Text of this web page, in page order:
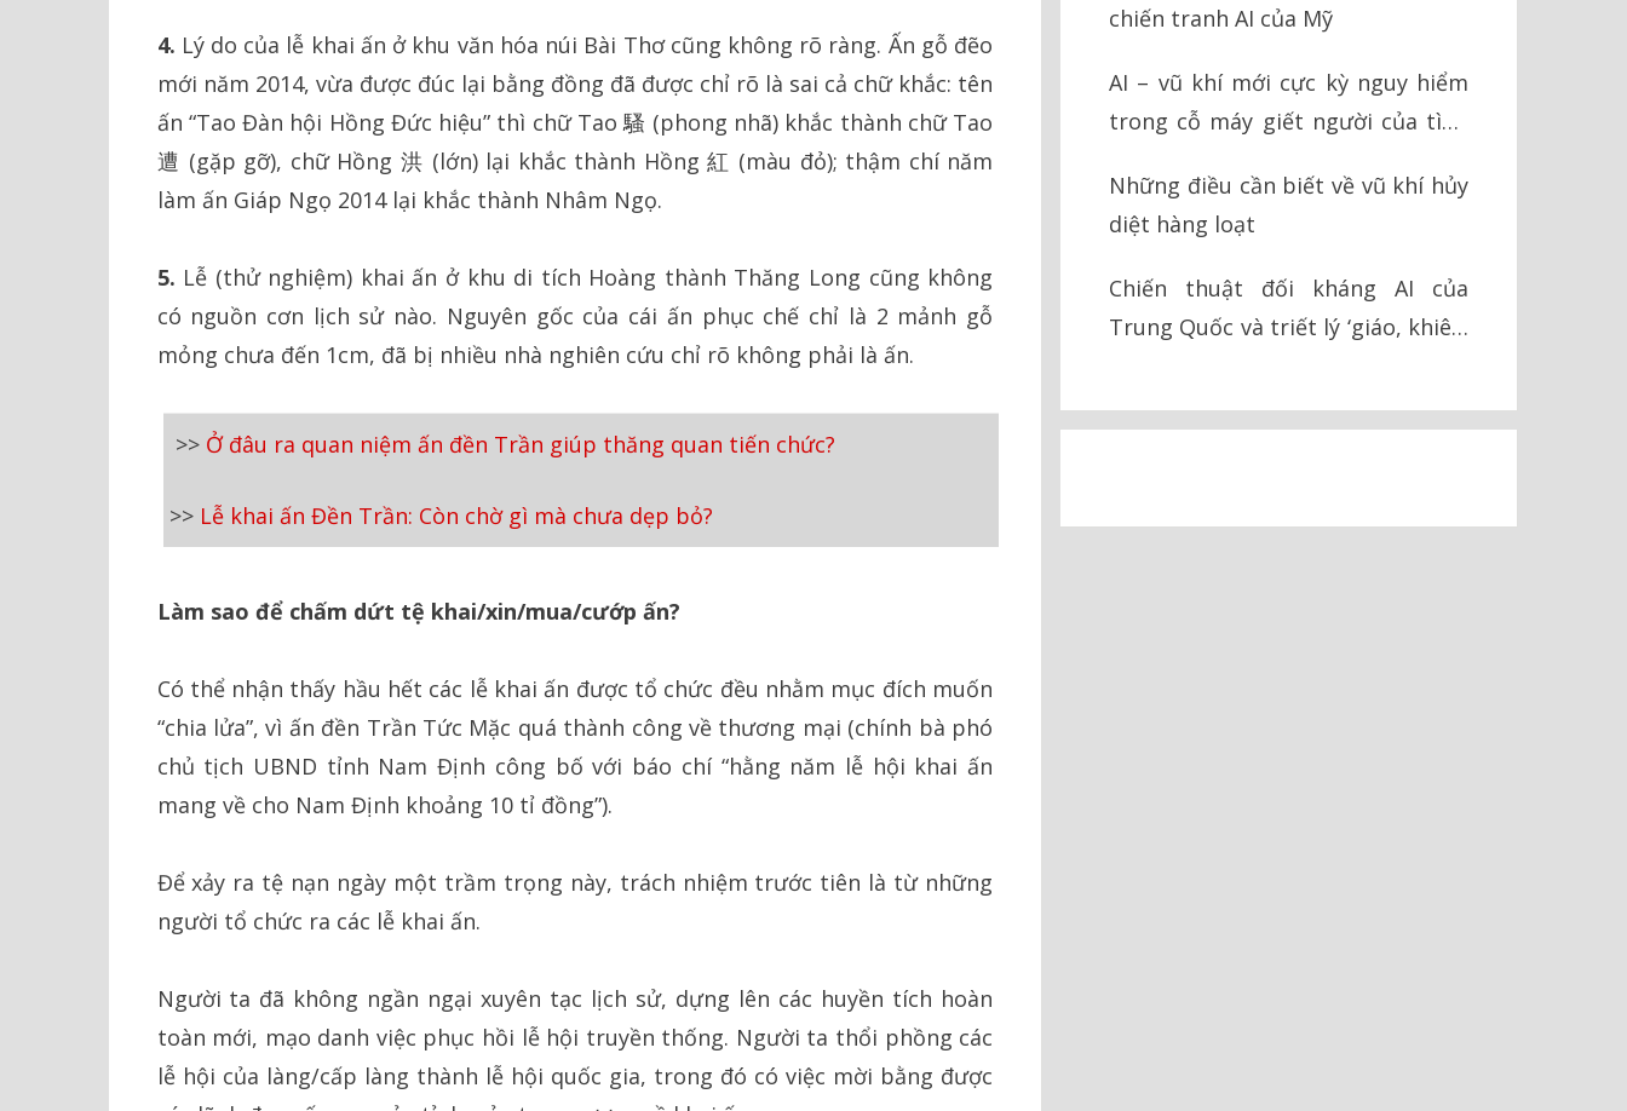
4. Lý do của lễ khai ấn ở khu văn hóa núi Bài Thơ cũng không rõ ràng. Ấn gỗ đẽo
mới năm 2014, vừa được đúc lại bằng đồng đã được chỉ rõ là sai cả chữ khắc: tên
ấn “Tao Đàn hội Hồng Đức hiệu” thì chữ Tao 騷 (phong nhã) khắc thành chữ Tao
遭 (gặp gỡ), chữ Hồng 洪 (lớn) lại khắc thành Hồng 紅 (màu đỏ); thậm chí năm
làm ấn Giáp Ngọ 2014 lại khắc thành Nhâm Ngọ.
5. Lễ (thử nghiệm) khai ấn ở khu di tích Hoàng thành Thăng Long cũng không
có nguồn cơn lịch sử nào. Nguyên gốc của cái ấn phục chế chỉ là 2 mảnh gỗ
mỏng chưa đến 1cm, đã bị nhiều nhà nghiên cứu chỉ rõ không phải là ấn.
>> Ở đâu ra quan niệm ấn đền Trần giúp thăng quan tiến chức?
>> Lễ khai ấn Đền Trần: Còn chờ gì mà chưa dẹp bỏ?
Làm sao để chấm dứt tệ khai/xin/mua/cướp ấn?
Có thể nhận thấy hầu hết các lễ khai ấn được tổ chức đều nhằm mục đích muốn
“chia lửa”, vì ấn đền Trần Tức Mặc quá thành công về thương mại (chính bà phó
chủ tịch UBND tỉnh Nam Định công bố với báo chí “hằng năm lễ hội khai ấn
mang về cho Nam Định khoảng 10 tỉ đồng”).
Để xảy ra tệ nạn ngày một trầm trọng này, trách nhiệm trước tiên là từ những
người tổ chức ra các lễ khai ấn.
Người ta đã không ngần ngại xuyên tạc lịch sử, dựng lên các huyền tích hoàn
toàn mới, mạo danh việc phục hồi lễ hội truyền thống. Người ta thổi phồng các
lễ hội của làng/cấp làng thành lễ hội quốc gia, trong đó có việc mời bằng được
chiến tranh AI của Mỹ
AI – vũ khí mới cực kỳ nguy hiểm
trong cỗ máy giết người của tình
Những điều cần biết về vũ khí hủy
diệt hàng loạt
Chiến thuật đối kháng AI của
Trung Quốc và triết lý ‘giáo, khiên’